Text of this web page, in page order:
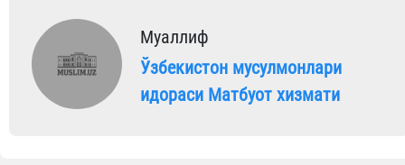
Муаллиф
Ўзбекистон мусулмонлари
идораси Матбуот хизмати